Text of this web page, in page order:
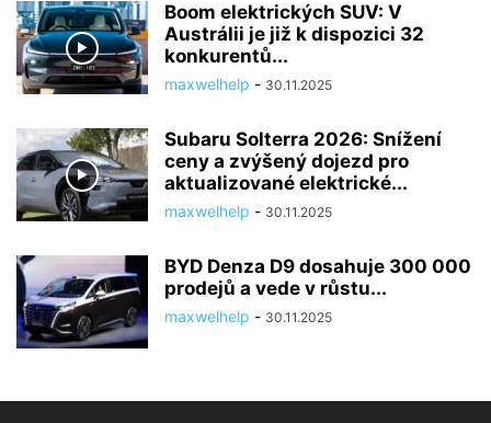
Boom elektrických SUV: V
Austrálii je již k dispozici 32
konkurentů...
maxwelhelp - 30.11.2025
Subaru Solterra 2026: Snížení
ceny a zvýšený dojezd pro
aktualizované elektrické...
maxwelhelp - 30.11.2025
BYD Denza D9 dosahuje 300 000
prodejů a vede v růstu...
maxwelhelp - 30.11.2025